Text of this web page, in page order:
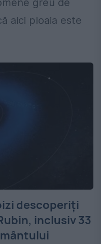
greu de
aici ploaia este
descoperiți
inclusiv 33